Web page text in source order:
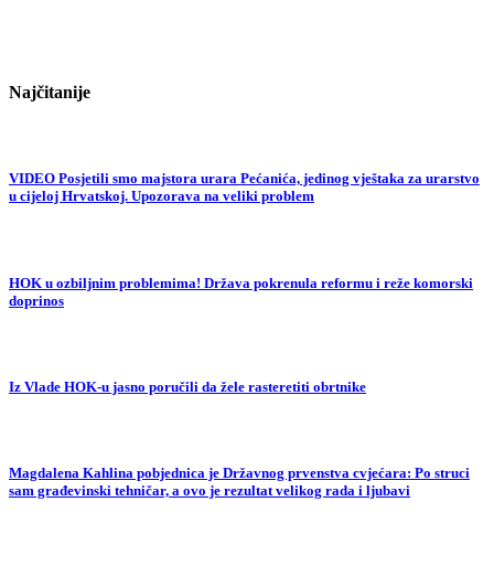
Najčitanije
VIDEO Posjetili smo majstora urara Pećanića, jedinog vještaka za urarstvo
u cijeloj Hrvatskoj. Upozorava na veliki problem
HOK u ozbiljnim problemima! Država pokrenula reformu i reže komorski
doprinos
Iz Vlade HOK-u jasno poručili da žele rasteretiti obrtnike
Magdalena Kahlina pobjednica je Državnog prvenstva cvjećara: Po struci
sam građevinski tehničar, a ovo je rezultat velikog rada i ljubavi